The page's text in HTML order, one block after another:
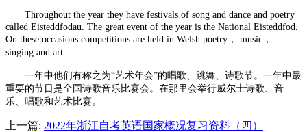
Throughout the year they have festivals of song and dance and poetry
called Eisteddfodau. The great event of the year is the National Eisteddfod.
On these occasions competitions are held in Welsh poetry， music，
singing and art.
一年中他们有称之为“艺术年会”的唱歌、跳舞、诗歌节。一年中最
重要的节日是全国诗歌音乐比赛会。在那里会举行威尔士诗歌、音
乐、唱歌和艺术比赛。
上一篇: 2022年浙江自考英语国家概况复习资料（四）